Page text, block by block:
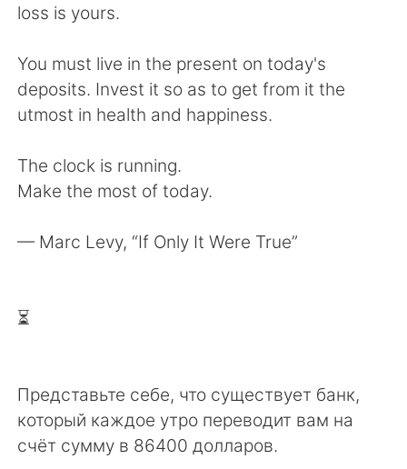
loss is yours.
You must live in the present on today's
deposits. Invest it so as to get from it the
utmost in health and happiness.
The clock is running.
Make the most of today.
— Marc Levy, “If Only It Were True”
⏳
Представьте себе, что существует банк,
который каждое утро переводит вам на
счёт сумму в 86400 долларов.